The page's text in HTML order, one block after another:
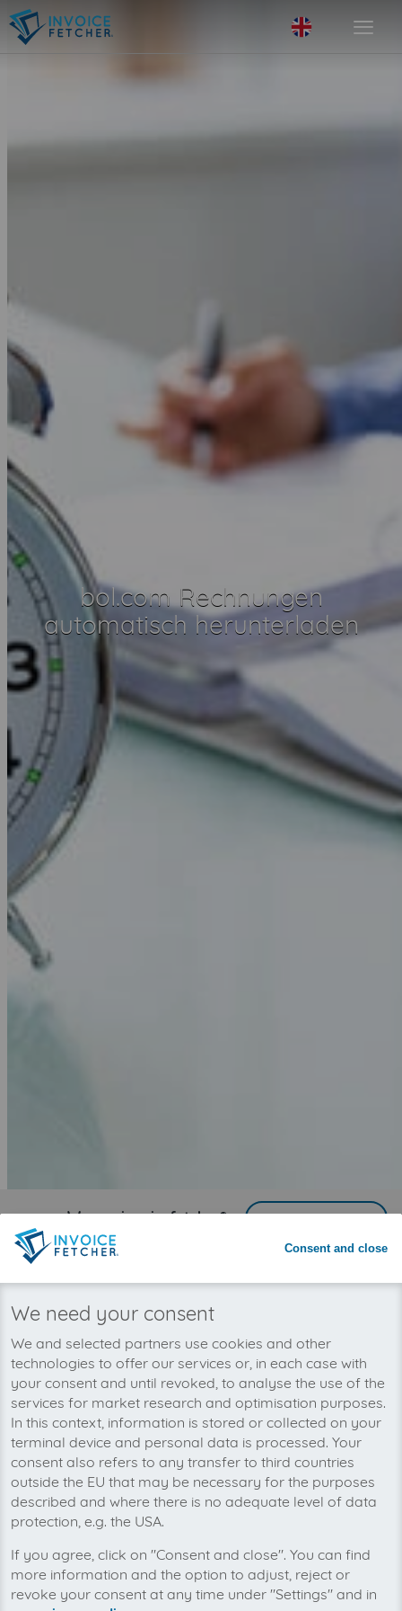
bol.com Rechnungen
automatisch herunterladen
Warum invoicefetcher®: REGISTRIEREN
invoicefetcher® › Plattformen
Wir wollen auch bald Ihre bol.com-
Rechnungen automatisch abholen!
Consent and close
We need your consent
We and selected partners use cookies and other
technologies to offer our services or, in each case with
your consent and until revoked, to analyse the use of the
services for market research and optimisation purposes.
In this context, information is stored or collected on your
terminal device and personal data is processed. Your
consent also refers to any transfer to third countries
outside the EU that may be necessary for the purposes
described and where there is no adequate level of data
protection, e.g. the USA.
If you agree, click on "Consent and close". You can find
more information and the option to adjust, reject or
revoke your consent at any time under "Settings" and in